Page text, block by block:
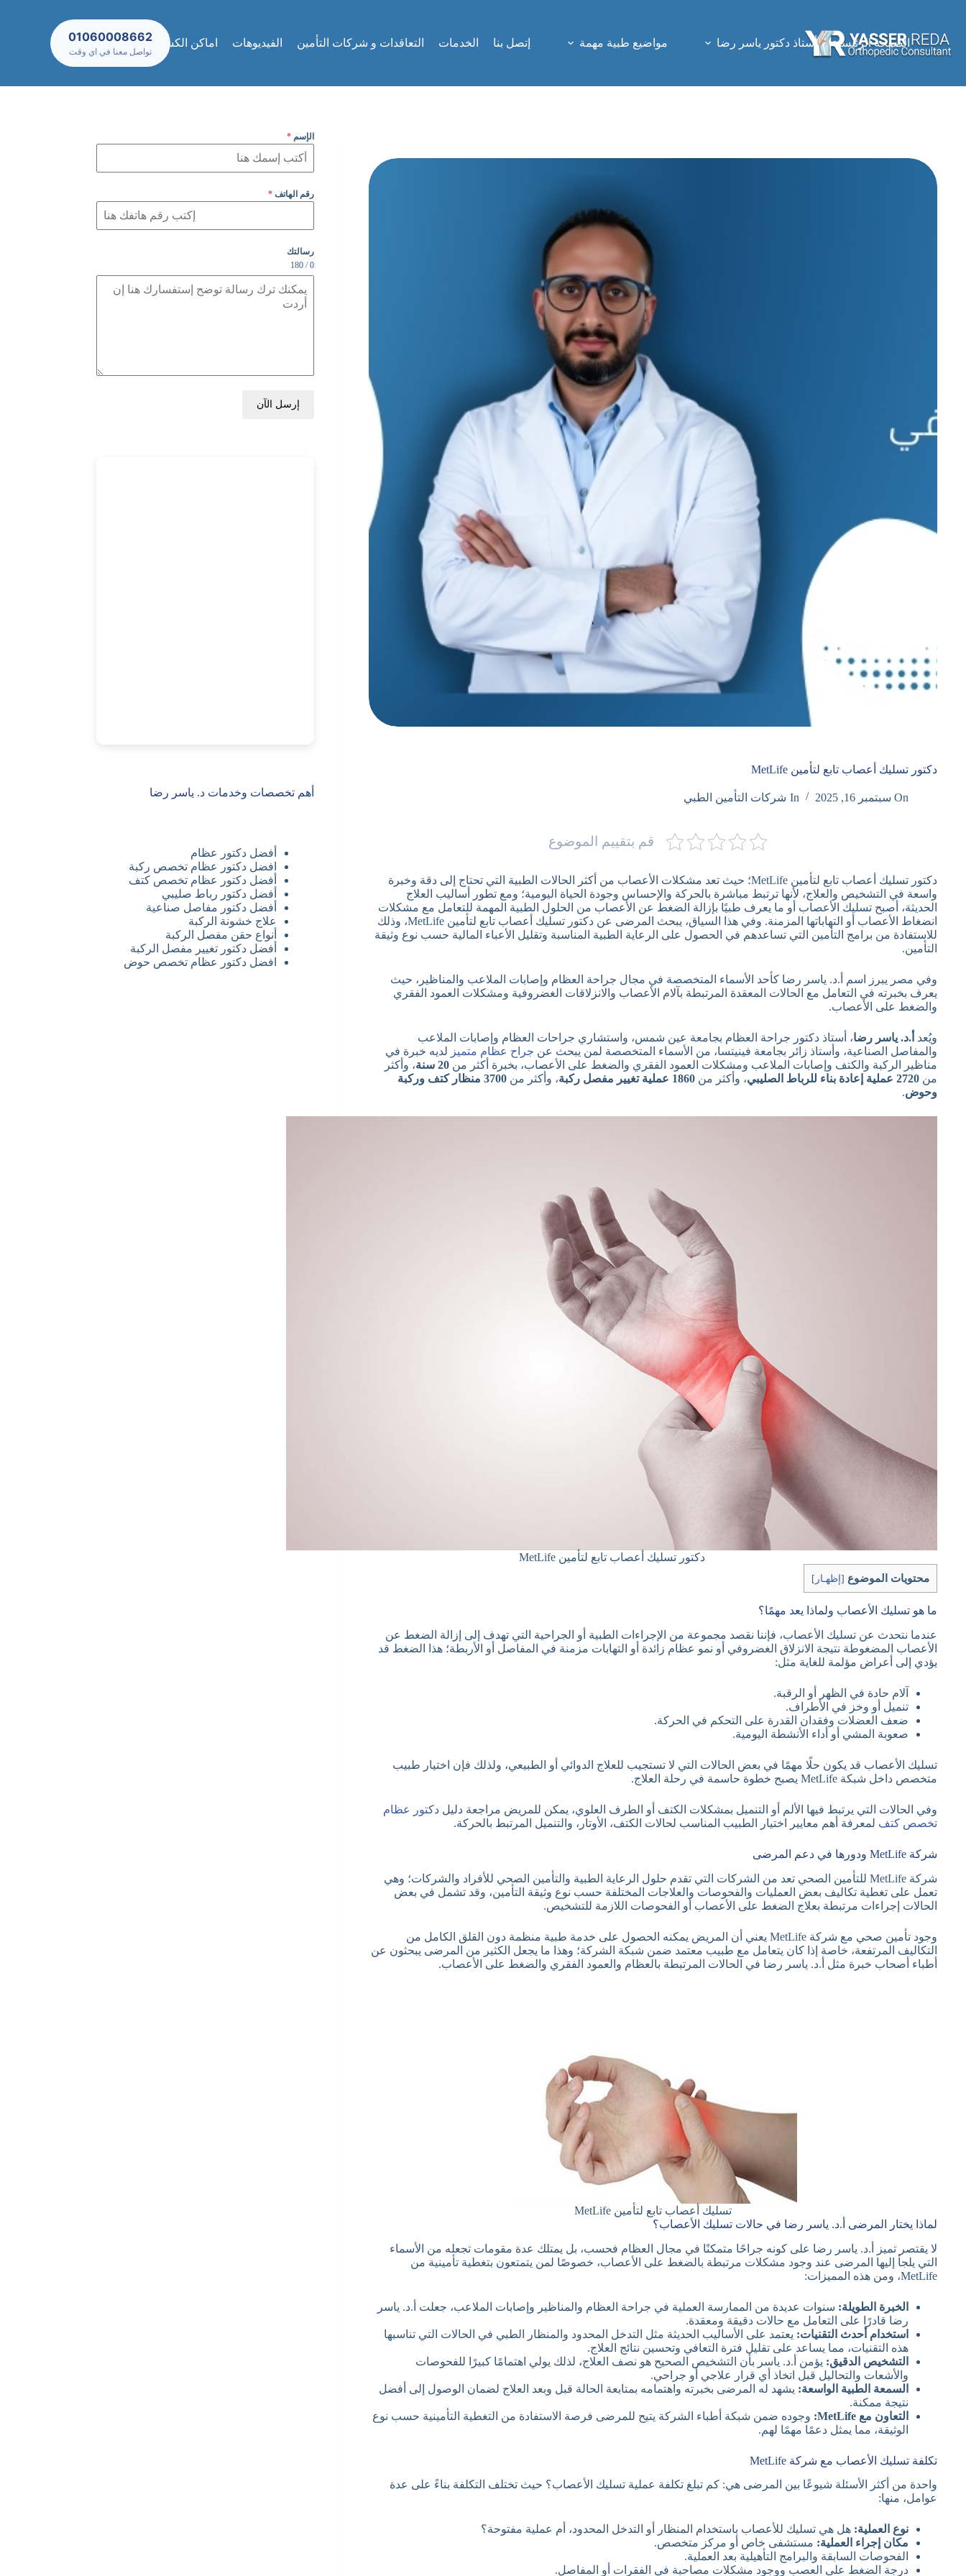
المحتوى
الصفحة الرئيسية أستاذ دكتور ياسر رضا مواضيع طبية مهمة إتصل بنا الخدمات التعاقدات و شركات التأمين الفيديوهات اماكن الكشف والعيادات
01060008662
تواصل معنا في اي وقت
دكتور تسليك أعصاب تابع لتأمين MetLife
On سبتمبر 16, 2025 In شركات التأمين الطبي
قم بتقييم الموضوع
دكتور تسليك أعصاب تابع لتأمين MetLife؛ حيث تعد مشكلات الأعصاب من أكثر الحالات الطبية التي تحتاج إلى دقة وخبرة
واسعة في التشخيص والعلاج، لأنها ترتبط مباشرة بالحركة والإحساس وجودة الحياة اليومية؛ ومع تطور أساليب العلاج
الحديثة، أصبح تسليك الأعصاب أو ما يعرف طبيًا بإزالة الضغط عن الأعصاب من الحلول الطبية المهمة للتعامل مع مشكلات
انضغاط الأعصاب أو التهاباتها المزمنة. وفي هذا السياق، يبحث المرضى عن دكتور تسليك أعصاب تابع لتأمين MetLife، وذلك
للاستفادة من برامج التأمين التي تساعدهم في الحصول على الرعاية الطبية المناسبة وتقليل الأعباء المالية حسب نوع وثيقة
التأمين.
وفي مصر يبرز اسم أ.د. ياسر رضا كأحد الأسماء المتخصصة في مجال جراحة العظام وإصابات الملاعب والمناظير، حيث
يعرف بخبرته في التعامل مع الحالات المعقدة المرتبطة بآلام الأعصاب والانزلاقات الغضروفية ومشكلات العمود الفقري
والضغط على الأعصاب.
ويُعد أ.د. ياسر رضا، أستاذ دكتور جراحة العظام بجامعة عين شمس، واستشاري جراحات العظام وإصابات الملاعب
والمفاصل الصناعية، وأستاذ زائر بجامعة فينيتسا، من الأسماء المتخصصة لمن يبحث عن جراح عظام متميز لديه خبرة في
مناظير الركبة والكتف وإصابات الملاعب ومشكلات العمود الفقري والضغط على الأعصاب، بخبرة أكثر من 20 سنة
، وأكثر
من 2720 عملية إعادة بناء للرباط الصليبي ، وأكثر من 1860 عملية تغيير مفصل ركبة ، وأكثر من
3700 منظار كتف وركبة
وحوض.
دكتور تسليك أعصاب تابع لتأمين MetLife
محتويات الموضوع [ إظهـار ]
ما هو تسليك الأعصاب ولماذا يعد مهمًا؟
عندما نتحدث عن تسليك الأعصاب، فإننا نقصد مجموعة من الإجراءات الطبية أو الجراحية التي تهدف إلى إزالة الضغط عن
الأعصاب المضغوطة نتيجة الانزلاق الغضروفي أو نمو عظام زائدة أو التهابات مزمنة في المفاصل أو الأربطة؛ هذا الضغط قد
يؤدي إلى أعراض مؤلمة للغاية مثل:
آلام حادة في الظهر أو الرقبة.
تنميل أو وخز في الأطراف.
ضعف العضلات وفقدان القدرة على التحكم في الحركة.
صعوبة المشي أو أداء الأنشطة اليومية.
تسليك الأعصاب قد يكون حلًا مهمًا في بعض الحالات التي لا تستجيب للعلاج الدوائي أو الطبيعي، ولذلك فإن اختيار طبيب
متخصص داخل شبكة MetLife يصبح خطوة حاسمة في رحلة العلاج.
وفي الحالات التي يرتبط فيها الألم أو التنميل بمشكلات الكتف أو الطرف العلوي، يمكن للمريض مراجعة دليل دكتور عظام
تخصص كتف لمعرفة أهم معايير اختيار الطبيب المناسب لحالات الكتف، الأوتار، والتنميل المرتبط بالحركة.
شركة MetLife ودورها في دعم المرضى
شركة MetLife للتأمين الصحي تعد من الشركات التي تقدم حلول الرعاية الطبية والتأمين الصحي للأفراد والشركات؛ وهي
تعمل على تغطية تكاليف بعض العمليات والفحوصات والعلاجات المختلفة حسب نوع وثيقة التأمين، وقد تشمل في بعض
الحالات إجراءات مرتبطة بعلاج الضغط على الأعصاب أو الفحوصات اللازمة للتشخيص.
وجود تأمين صحي مع شركة MetLife يعني أن المريض يمكنه الحصول على خدمة طبية منظمة دون القلق الكامل من
التكاليف المرتفعة، خاصة إذا كان يتعامل مع طبيب معتمد ضمن شبكة الشركة؛ وهذا ما يجعل الكثير من المرضى يبحثون عن
أطباء أصحاب خبرة مثل أ.د. ياسر رضا في الحالات المرتبطة بالعظام والعمود الفقري والضغط على الأعصاب.
تسليك أعصاب تابع لتأمين MetLife
لماذا يختار المرضى أ.د. ياسر رضا في حالات تسليك الأعصاب؟
لا يقتصر تميز أ.د. ياسر رضا على كونه جراحًا متمكنًا في مجال العظام فحسب، بل يمتلك عدة مقومات تجعله من الأسماء
التي يلجأ إليها المرضى عند وجود مشكلات مرتبطة بالضغط على الأعصاب، خصوصًا لمن يتمتعون بتغطية تأمينية من
MetLife، ومن هذه المميزات:
الخبرة الطويلة: سنوات عديدة من الممارسة العملية في جراحة العظام والمناظير وإصابات الملاعب، جعلت أ.د. ياسر
رضا قادرًا على التعامل مع حالات دقيقة ومعقدة.
استخدام أحدث التقنيات: يعتمد على الأساليب الحديثة مثل التدخل المحدود والمنظار الطبي في الحالات التي تناسبها
هذه التقنيات، مما يساعد على تقليل فترة التعافي وتحسين نتائج العلاج.
التشخيص الدقيق: يؤمن أ.د. ياسر بأن التشخيص الصحيح هو نصف العلاج، لذلك يولي اهتمامًا كبيرًا للفحوصات
والأشعات والتحاليل قبل اتخاذ أي قرار علاجي أو جراحي.
السمعة الطبية الواسعة: يشهد له المرضى بخبرته واهتمامه بمتابعة الحالة قبل وبعد العلاج لضمان الوصول إلى أفضل
نتيجة ممكنة.
التعاون مع MetLife:
وجوده ضمن شبكة أطباء الشركة يتيح للمرضى فرصة الاستفادة من التغطية التأمينية حسب نوع
الوثيقة، مما يمثل دعمًا مهمًا لهم.
تكلفة تسليك الأعصاب مع شركة MetLife
واحدة من أكثر الأسئلة شيوعًا بين المرضى هي: كم تبلغ تكلفة عملية تسليك الأعصاب؟ حيث تختلف التكلفة بناءً على عدة
عوامل، منها:
نوع العملية: هل هي تسليك للأعصاب باستخدام المنظار أو التدخل المحدود، أم عملية مفتوحة؟
مكان إجراء العملية: مستشفى خاص أو مركز متخصص.
الفحوصات السابقة والبرامج التأهيلية بعد العملية.
درجة الضغط على العصب ووجود مشكلات مصاحبة في الفقرات أو المفاصل.
الإسم*
رقم الهاتف*
رسالتك
0 / 180
إرسل الآن
أهم تخصصات وخدمات د. ياسر رضا
أفضل دكتور عظام
افضل دكتور عظام تخصص ركبة
أفضل دكتور عظام تخصص كتف
أفضل دكتور رباط صليبي
أفضل دكتور مفاصل صناعية
علاج خشونة الركبة
أنواع حقن مفصل الركبة
أفضل دكتور تغيير مفصل الركبة
افضل دكتور عظام تخصص حوض